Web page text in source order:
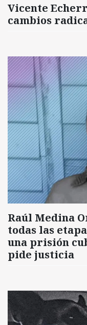
Vicente
cambios
Raúl Medina
todas las
una prisión
pide justicia